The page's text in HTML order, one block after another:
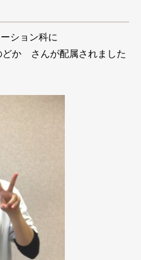
ション科に
か さんが配属されました